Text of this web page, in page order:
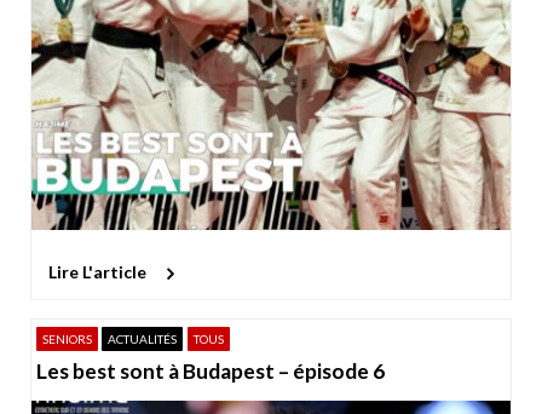
Lire L'article
SENIORS ACTUALITÉS TOUS
Les best sont à Budapest – épisode 6